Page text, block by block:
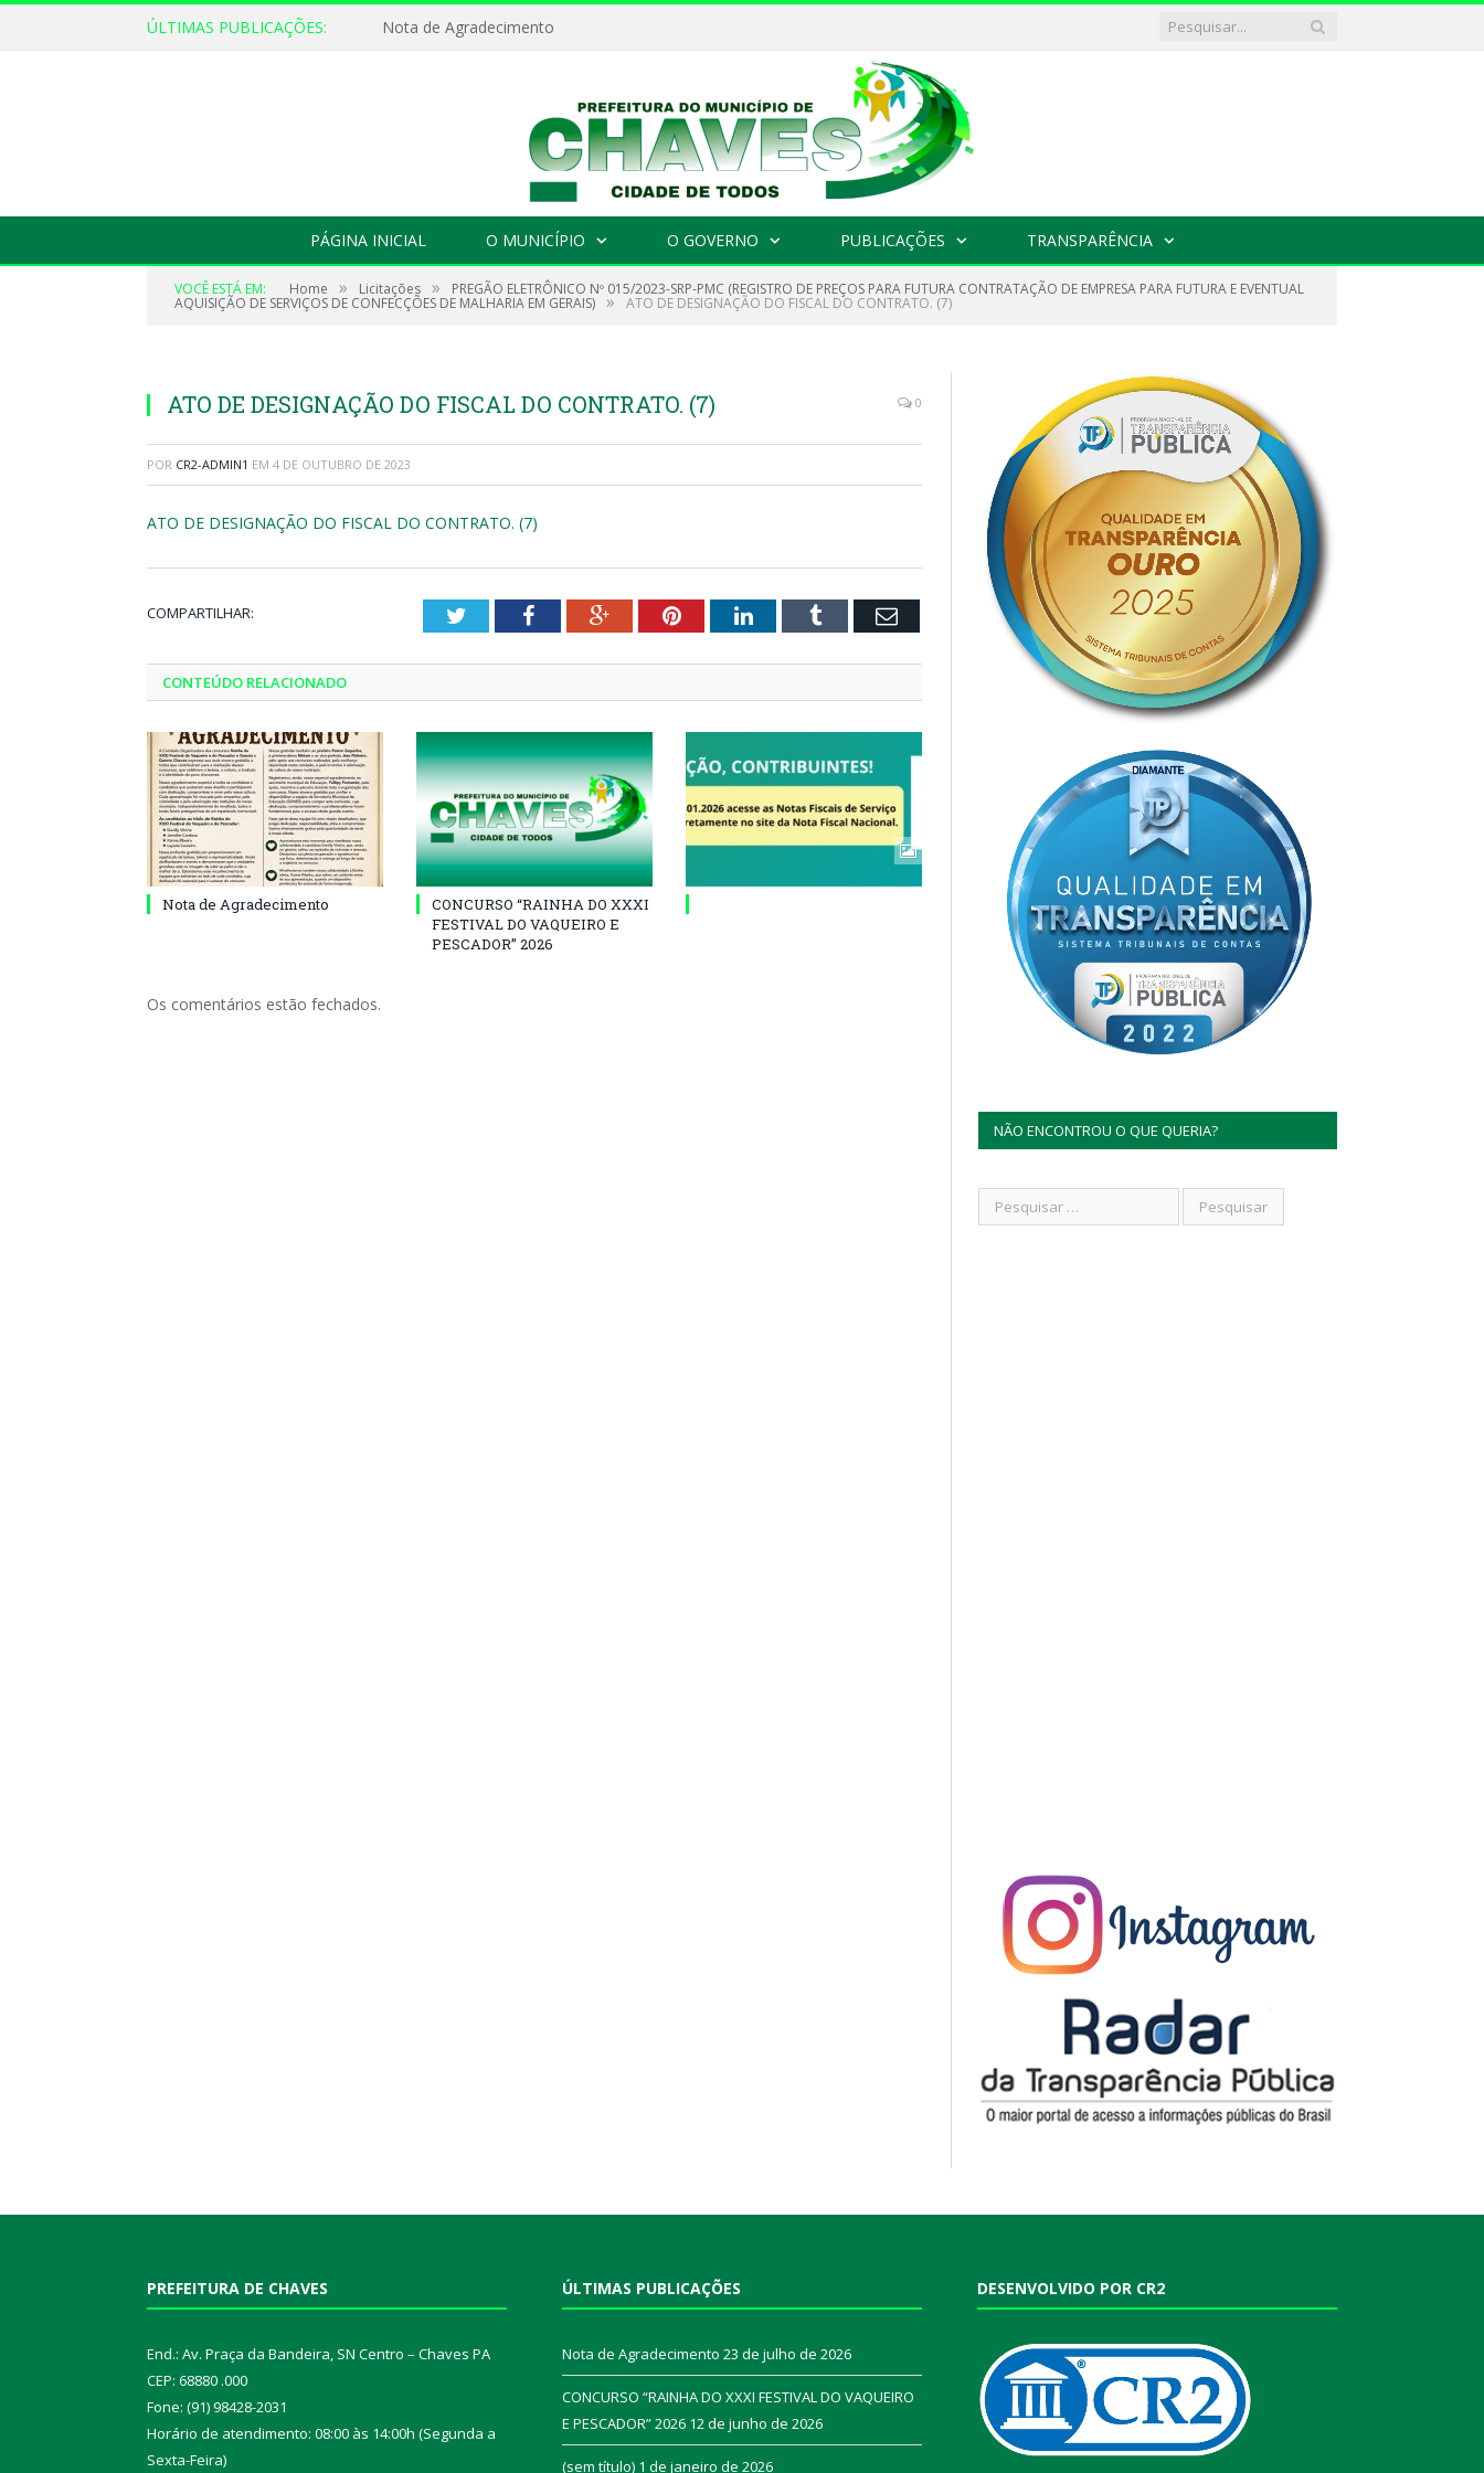
ÚLTIMAS PUBLICAÇÕES: Nota de Agradecimento
PÁGINA INICIAL O MUNICÍPIO O GOVERNO PUBLICAÇÕES TRANSPARÊNCIA
VOCÊ ESTÁ EM: Home » Licitações » PREGÃO ELETRÔNICO Nº 015/2023-SRP-PMC (REGISTRO DE PREÇOS PARA FUTURA CONTRATAÇÃO DE EMPRESA PARA FUTURA E EVENTUAL
AQUISIÇÃO DE SERVIÇOS DE CONFECÇÕES DE MALHARIA EM GERAIS) » ATO DE DESIGNAÇÃO DO FISCAL DO CONTRATO. (7)
ATO DE DESIGNAÇÃO DO FISCAL DO CONTRATO. (7) 0
POR CR2-ADMIN1 EM 4 DE OUTUBRO DE 2023
ATO DE DESIGNAÇÃO DO FISCAL DO CONTRATO. (7)
COMPARTILHAR: TwitterFacebookGoogle+PinterestLinkedInTumblr Email
CONTEÚDO RELACIONADO
Nota de Agradecimento
CONCURSO “RAINHA DO XXXI
FESTIVAL DO VAQUEIRO E
PESCADOR” 2026
Os comentários estão fechados.
NÃO ENCONTROU O QUE QUERIA?
PREFEITURA DE CHAVES
End.: Av. Praça da Bandeira, SN Centro – Chaves PA
CEP: 68880 .000
Fone: (91) 98428-2031
Horário de atendimento: 08:00 às 14:00h (Segunda a
Sexta-Feira)
ÚLTIMAS PUBLICAÇÕES
Nota de Agradecimento 23 de julho de 2026
CONCURSO “RAINHA DO XXXI FESTIVAL DO VAQUEIRO
E PESCADOR” 2026 12 de junho de 2026
(sem título) 1 de janeiro de 2026
DESENVOLVIDO POR CR2